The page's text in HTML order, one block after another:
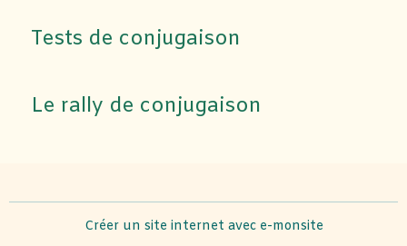
Tests de conjugaison
Le rally de conjugaison
Créer un site internet avec e-monsite